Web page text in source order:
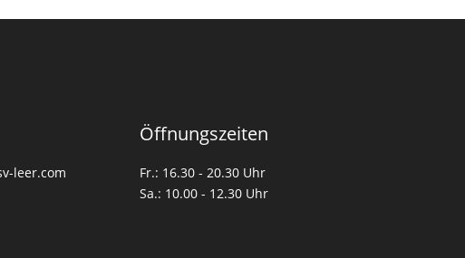
leer.com
Öffnungszeiten
Fr.: 16.30 - 20.30 Uhr
Sa.: 10.00 - 12.30 Uhr